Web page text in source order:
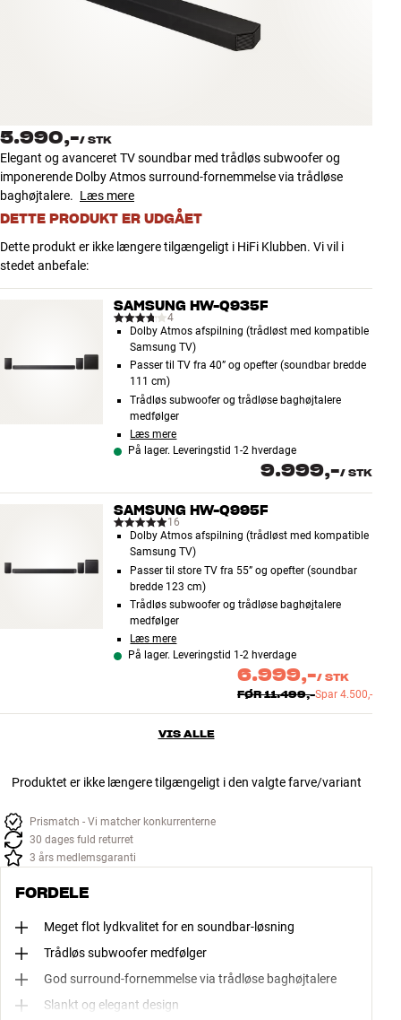
NYHEDER
TILBUD
Find Butik
Kundeservice
5.990,-/ STK
Elegant og avanceret TV soundbar med trådløs subwoofer og
imponerende Dolby Atmos surround-fornemmelse via trådløse
baghøjtalere. Læs mere
DETTE PRODUKT ER UDGÅET
Dette produkt er ikke længere tilgængeligt i HiFi Klubben. Vi vil i
stedet anbefale:
SAMSUNG HW-Q935F
4
Dolby Atmos afspilning (trådløst med kompatible
Samsung TV)
Passer til TV fra 40” og opefter (soundbar bredde
111 cm)
Trådløs subwoofer og trådløse baghøjtalere
medfølger
Læs mere
På lager. Leveringstid 1-2 hverdage
9.999,-/ STK
SAMSUNG HW-Q995F
16
Dolby Atmos afspilning (trådløst med kompatible
Samsung TV)
Passer til store TV fra 55” og opefter (soundbar
bredde 123 cm)
Trådløs subwoofer og trådløse baghøjtalere
medfølger
Læs mere
På lager. Leveringstid 1-2 hverdage
6.999,-/ STK
FØR11.499,-Spar 4.500,-
VIS ALLE
Produktet er ikke længere tilgængeligt i den valgte farve/variant
Prismatch - Vi matcher konkurrenterne
30 dages fuld returret
3 års medlemsgaranti
FORDELE
Meget flot lydkvalitet for en soundbar-løsning
Trådløs subwoofer medfølger
God surround-fornemmelse via trådløse baghøjtalere
Slankt og elegant design